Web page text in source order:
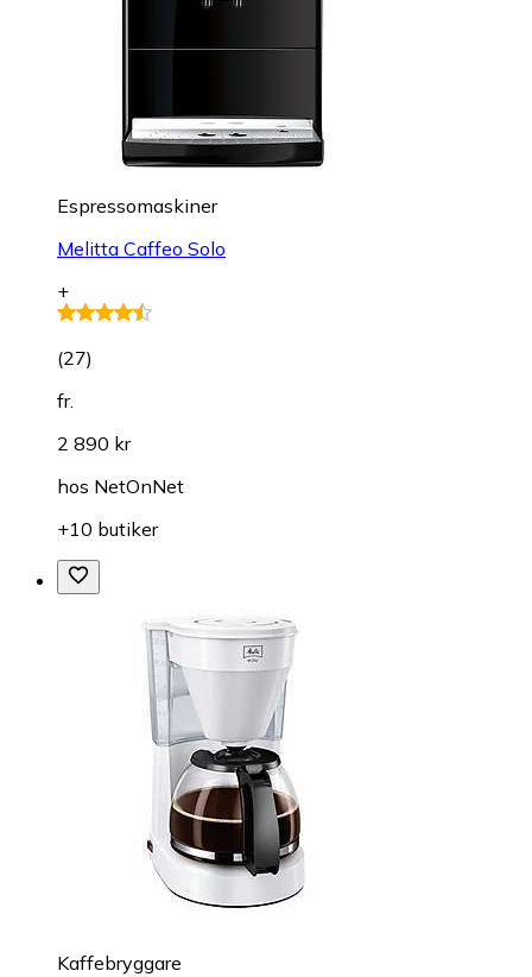
Espressomaskiner
Melitta Caffeo Solo
+
(27)
fr.
2 890 kr
hos NetOnNet
+10 butiker
Kaffebryggare